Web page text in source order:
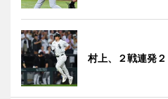
村上、２戦連発